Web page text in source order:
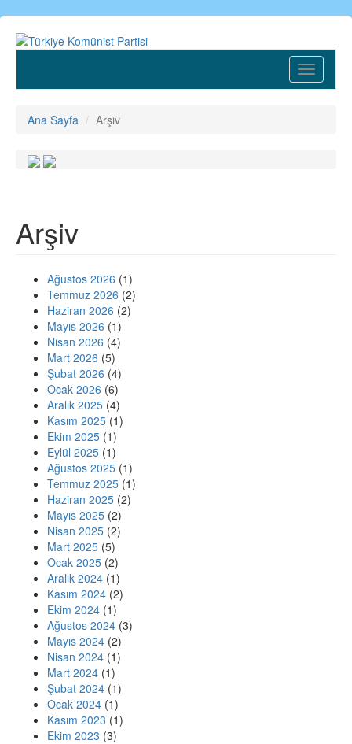
Ana
içeriğe
Toggle
Ana Sayfa Arşiv
Arşiv
Ağustos 2026 (1)
Temmuz 2026 (2)
Haziran 2026 (2)
Mayıs 2026 (1)
Nisan 2026 (4)
Mart 2026 (5)
Şubat 2026 (4)
Ocak 2026 (6)
Aralık 2025 (4)
Kasım 2025 (1)
Ekim 2025 (1)
Eylül 2025 (1)
Ağustos 2025 (1)
Temmuz 2025 (1)
Haziran 2025 (2)
Mayıs 2025 (2)
Nisan 2025 (2)
Mart 2025 (5)
Ocak 2025 (2)
Aralık 2024 (1)
Kasım 2024 (2)
Ekim 2024 (1)
Ağustos 2024 (3)
Mayıs 2024 (2)
Nisan 2024 (1)
Mart 2024 (1)
Şubat 2024 (1)
Ocak 2024 (1)
Kasım 2023 (1)
Ekim 2023 (3)